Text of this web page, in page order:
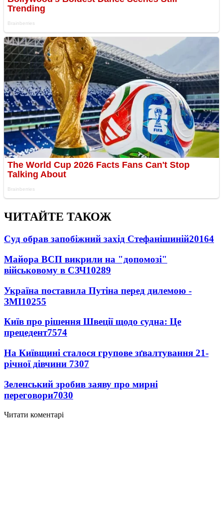
ЧИТАЙТЕ ТАКОЖ
Суд обрав запобіжний захід Стефанішиній20164
Майора ВСП викрили на "допомозі"
військовому в СЗЧ10289
Україна поставила Путіна перед дилемою -
ЗМІ10255
Київ про рішення Швеції щодо судна: Це
прецедент7574
На Київщині сталося групове зґвалтування 21-
річної дівчини 7307
Зеленський зробив заяву про мирні
переговори7030
Читати коментарі